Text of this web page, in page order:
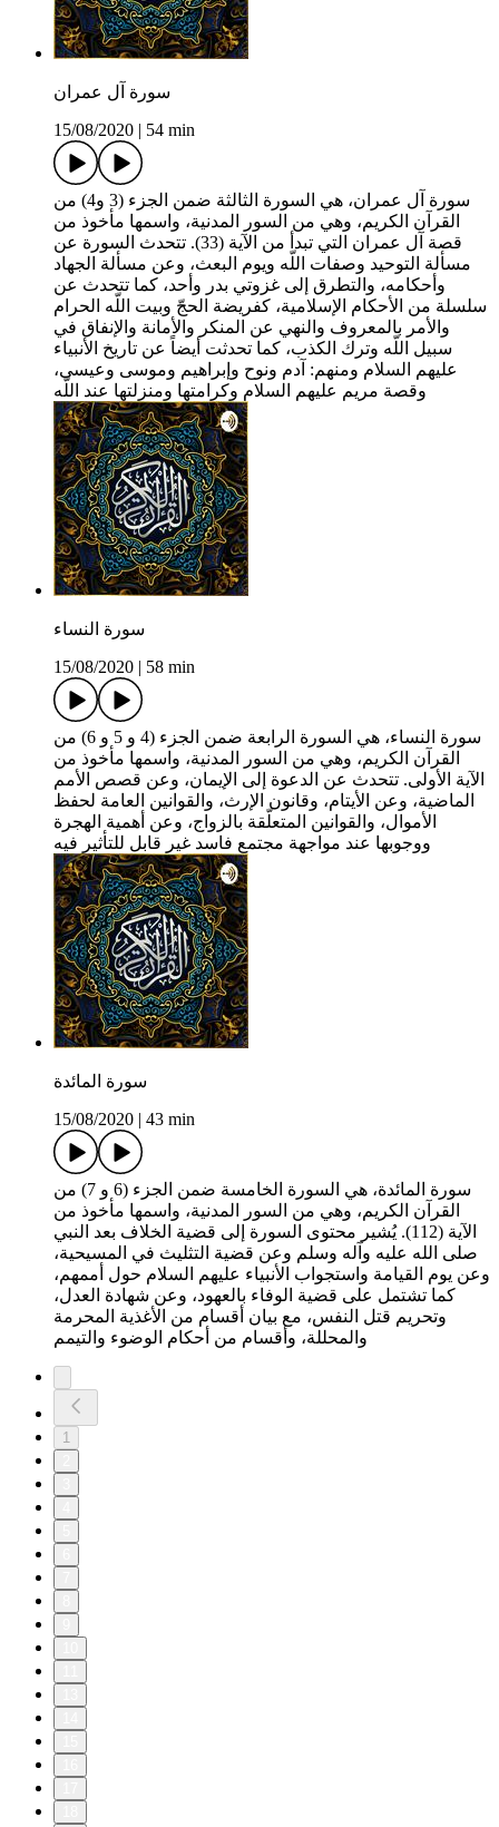
سورة آل عمران
15/08/2020 | 54 min
سورة آل عمران، هي السورة الثالثة ضمن الجزء (3 و4) من
القرآن الكريم، وهي من السور المدنية، واسمها مأخوذ من
قصة آل عمران التي تبدأ من الآية (33). تتحدث السورة عن
مسألة التوحيد وصفات اللّه ويوم البعث، وعن مسألة الجهاد
وأحكامه، والتطرق إلى غزوتي بدر وأحد، كما تتحدث عن
سلسلة من الأحكام الإسلامية، كفريضة الحجّ وبيت اللّه الحرام
والأمر بالمعروف والنهي عن المنكر والأمانة والإنفاق في
سبيل اللّه وترك الكذب، كما تحدثت أيضاً عن تاريخ الأنبياء
عليهم السلام ومنهم: آدم ونوح وإبراهيم وموسى وعيسى،
وقصة مريم عليهم السلام وكرامتها ومنزلتها عند اللّه
سورة النساء
15/08/2020 | 58 min
سورة النساء، هي السورة الرابعة ضمن الجزء (4 و 5 و 6) من
القرآن الكريم، وهي من السور المدنية، واسمها مأخوذ من
الآية الأولى. تتحدث عن الدعوة إلى الإيمان، وعن قصص الأمم
الماضية، وعن الأيتام، وقانون الإرث، والقوانين العامة لحفظ
الأموال، والقوانين المتعلّقة بالزواج، وعن أهمية الهجرة
ووجوبها عند مواجهة مجتمع فاسد غير قابل للتأثير فيه
سورة المائدة
15/08/2020 | 43 min
سورة المائدة، هي السورة الخامسة ضمن الجزء (6 و 7) من
القرآن الكريم، وهي من السور المدنية، واسمها مأخوذ من
الآية (112). يُشير محتوى السورة إلى قضية الخلاف بعد النبي
صلی الله عليه وآله وسلم وعن قضية التثليث في المسيحية،
وعن يوم القيامة واستجواب الأنبياء عليهم السلام حول أممهم،
كما تشتمل على قضية الوفاء بالعهود، وعن شهادة العدل،
وتحريم قتل النفس، مع بيان أقسام من الأغذية المحرمة
والمحللة، وأقسام من أحكام الوضوء والتيمم
1